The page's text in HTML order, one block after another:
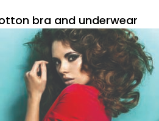
bra and underwear